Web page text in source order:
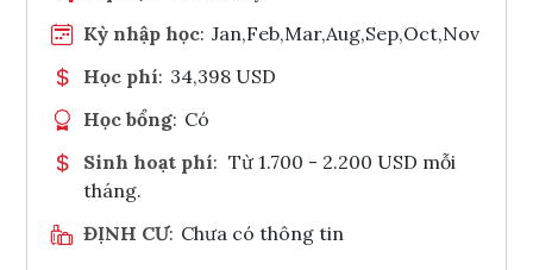
Kỳ nhập học: Jan,Feb,Mar,Aug,Sep,Oct,Nov
Học phí: 34,398 USD
Học bổng: Có
Sinh hoạt phí: Từ 1.700 - 2.200 USD mỗi
tháng.
ĐỊNH CƯ: Chưa có thông tin